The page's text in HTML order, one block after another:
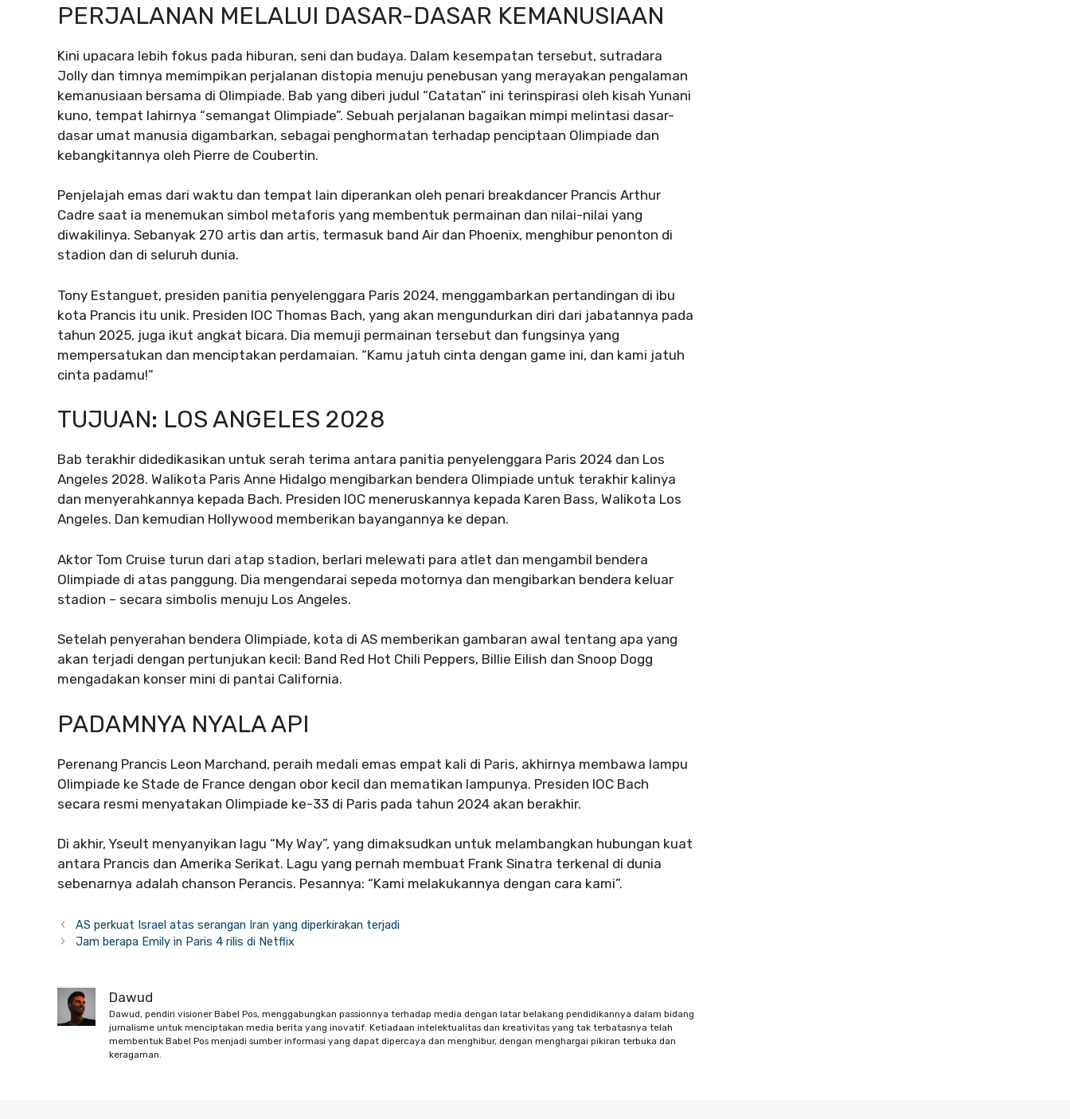
PERJALANAN MELALUI DASAR-DASAR KEMANUSIAAN
Kini upacara lebih fokus pada hiburan, seni dan budaya. Dalam kesempatan tersebut, sutradara
Jolly dan timnya memimpikan perjalanan distopia menuju penebusan yang merayakan pengalaman
kemanusiaan bersama di Olimpiade. Bab yang diberi judul “Catatan” ini terinspirasi oleh kisah Yunani
kuno, tempat lahirnya “semangat Olimpiade”. Sebuah perjalanan bagaikan mimpi melintasi dasar-
dasar umat manusia digambarkan, sebagai penghormatan terhadap penciptaan Olimpiade dan
kebangkitannya oleh Pierre de Coubertin.
Penjelajah emas dari waktu dan tempat lain diperankan oleh penari breakdancer Prancis Arthur
Cadre saat ia menemukan simbol metaforis yang membentuk permainan dan nilai-nilai yang
diwakilinya. Sebanyak 270 artis dan artis, termasuk band Air dan Phoenix, menghibur penonton di
stadion dan di seluruh dunia.
Tony Estanguet, presiden panitia penyelenggara Paris 2024, menggambarkan pertandingan di ibu
kota Prancis itu unik. Presiden IOC Thomas Bach, yang akan mengundurkan diri dari jabatannya pada
tahun 2025, juga ikut angkat bicara. Dia memuji permainan tersebut dan fungsinya yang
mempersatukan dan menciptakan perdamaian. “Kamu jatuh cinta dengan game ini, dan kami jatuh
cinta padamu!”
TUJUAN: LOS ANGELES 2028
Bab terakhir didedikasikan untuk serah terima antara panitia penyelenggara Paris 2024 dan Los
Angeles 2028. Walikota Paris Anne Hidalgo mengibarkan bendera Olimpiade untuk terakhir kalinya
dan menyerahkannya kepada Bach. Presiden IOC meneruskannya kepada Karen Bass, Walikota Los
Angeles. Dan kemudian Hollywood memberikan bayangannya ke depan.
Aktor Tom Cruise turun dari atap stadion, berlari melewati para atlet dan mengambil bendera
Olimpiade di atas panggung. Dia mengendarai sepeda motornya dan mengibarkan bendera keluar
stadion – secara simbolis menuju Los Angeles.
Setelah penyerahan bendera Olimpiade, kota di AS memberikan gambaran awal tentang apa yang
akan terjadi dengan pertunjukan kecil: Band Red Hot Chili Peppers, Billie Eilish dan Snoop Dogg
mengadakan konser mini di pantai California.
PADAMNYA NYALA API
Perenang Prancis Leon Marchand, peraih medali emas empat kali di Paris, akhirnya membawa lampu
Olimpiade ke Stade de France dengan obor kecil dan mematikan lampunya. Presiden IOC Bach
secara resmi menyatakan Olimpiade ke-33 di Paris pada tahun 2024 akan berakhir.
Di akhir, Yseult menyanyikan lagu “My Way”, yang dimaksudkan untuk melambangkan hubungan kuat
antara Prancis dan Amerika Serikat. Lagu yang pernah membuat Frank Sinatra terkenal di dunia
sebenarnya adalah chanson Perancis. Pesannya: “Kami melakukannya dengan cara kami”.
AS perkuat Israel atas serangan Iran yang diperkirakan terjadi
Jam berapa Emily in Paris 4 rilis di Netflix
Dawud
Dawud, pendiri visioner Babel Pos, menggabungkan passionnya terhadap media dengan latar belakang pendidikannya dalam bidang
jurnalisme untuk menciptakan media berita yang inovatif. Ketiadaan intelektualitas dan kreativitas yang tak terbatasnya telah
membentuk Babel Pos menjadi sumber informasi yang dapat dipercaya dan menghibur, dengan menghargai pikiran terbuka dan
keragaman.